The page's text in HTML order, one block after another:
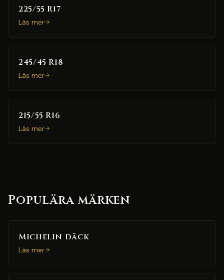
225/55 R17
Läs mer
245/45 R18
Läs mer
215/55 R16
Läs mer
Populära märken
Michelin däck
Läs mer